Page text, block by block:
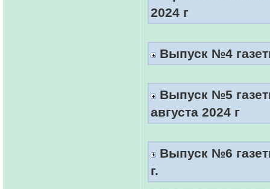
2024 г
Выпуск №4
Выпуск №5
августа 2024 г
Выпуск №6
г.